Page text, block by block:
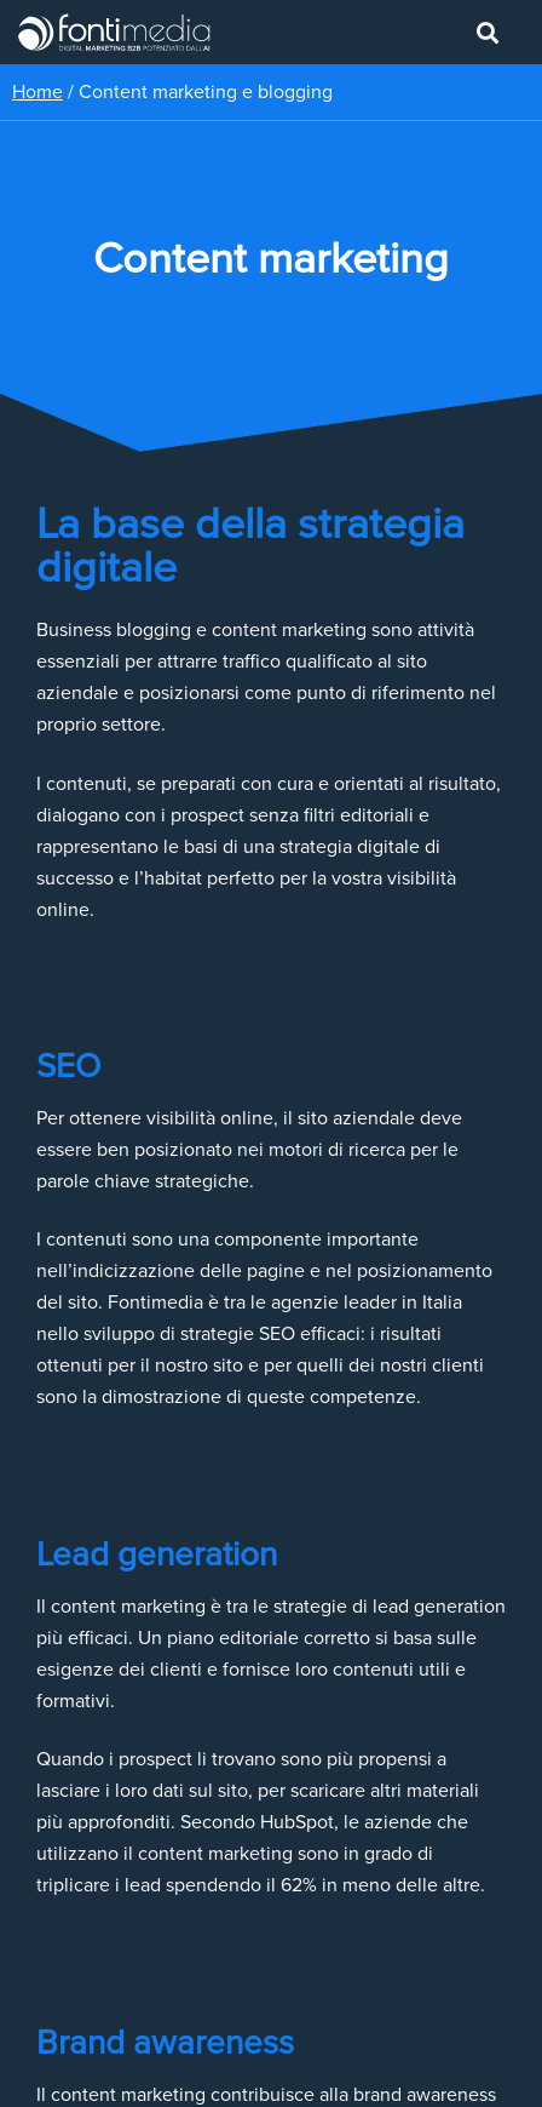
Home / Content marketing e blogging
Content marketing
La base della strategia
digitale
Business blogging e content marketing sono attività
essenziali per attrarre traffico qualificato al sito
aziendale e posizionarsi come punto di riferimento nel
proprio settore.
I contenuti, se preparati con cura e orientati al risultato,
dialogano con i prospect senza filtri editoriali e
rappresentano le basi di una strategia digitale di
successo e l’habitat perfetto per la vostra visibilità
online.
SEO
Per ottenere visibilità online, il sito aziendale deve
essere ben posizionato nei motori di ricerca per le
parole chiave strategiche.
I contenuti sono una componente importante
nell’indicizzazione delle pagine e nel posizionamento
del sito. Fontimedia è tra le agenzie leader in Italia
nello sviluppo di strategie SEO efficaci: i risultati
ottenuti per il nostro sito e per quelli dei nostri clienti
sono la dimostrazione di queste competenze.
Lead generation
Il content marketing è tra le strategie di lead generation
più efficaci. Un piano editoriale corretto si basa sulle
esigenze dei clienti e fornisce loro contenuti utili e
formativi.
Quando i prospect li trovano sono più propensi a
lasciare i loro dati sul sito, per scaricare altri materiali
più approfonditi. Secondo HubSpot, le aziende che
utilizzano il content marketing sono in grado di
triplicare i lead spendendo il 62% in meno delle altre.
Brand awareness
Il content marketing contribuisce alla brand awareness